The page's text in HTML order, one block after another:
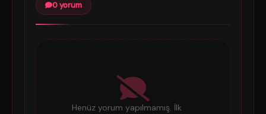
0 yorum
Henüz yorum yapılmamış. İlk